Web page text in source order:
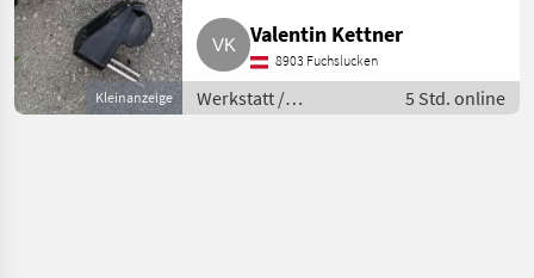
Kleinanzeige
Valentin Kettner
8903 Fuchslucken
Werkstatt /
Kompressor
5 Std. online